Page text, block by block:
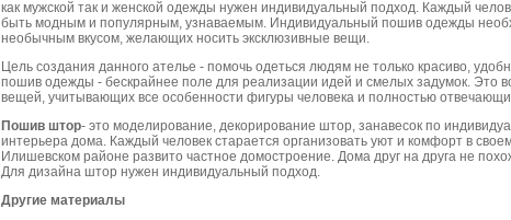
как мужской так и женской одежды нужен индивидуальный подход. Каждый
быть модным и популярным, узнаваемым. Индивидуальный пошив одежды
необычным вкусом, желающих носить эксклюзивные вещи.
Цель создания данного ателье - помочь одеться людям не только красиво,
пошив одежды - бескрайнее поле для реализации идей и смелых задумок. Это
вещей, учитывающих все особенности фигуры человека и полностью
Пошив штор- это моделирование, декорирование штор, занавесок по
интерьера дома. Каждый человек старается организовать уют и комфорт в
Илишевском районе развито частное домостроение. Дома друг на друга не
Для дизайна штор нужен индивидуальный подход.
Другие материалы